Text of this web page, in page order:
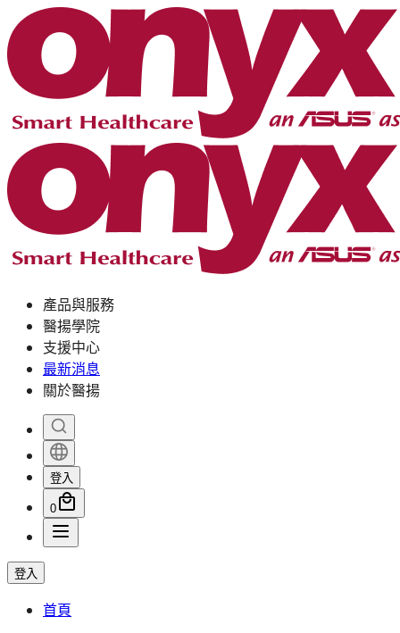
產品與服務
醫揚學院
支援中心
最新消息
關於醫揚
登入
0
登入
首頁